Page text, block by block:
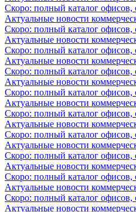
Скоро: полный каталог
Актуальные новости
Скоро: полный каталог
Актуальные новости
Скоро: полный каталог
Актуальные новости
Скоро: полный каталог
Актуальные новости
Скоро: полный каталог
Актуальные новости
Скоро: полный каталог
Актуальные новости
Скоро: полный каталог
Актуальные новости
Скоро: полный каталог
Актуальные новости
Скоро: полный каталог
Актуальные новости
Скоро: полный каталог
Актуальные новости